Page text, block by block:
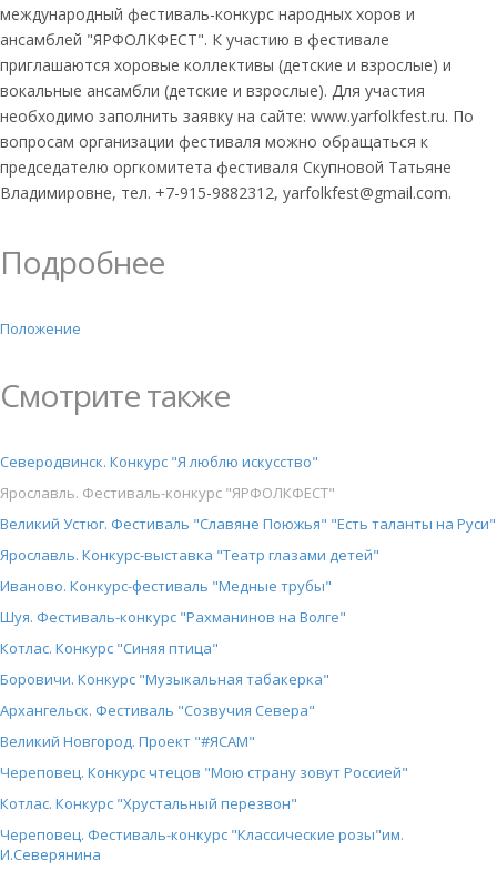
международный фестиваль-конкурс народных хоров и
ансамблей "ЯРФОЛКФЕСТ". К участию в фестивале
приглашаются хоровые коллективы (детские и взрослые) и
вокальные ансамбли (детские и взрослые). Для участия
необходимо заполнить заявку на сайте: www.yarfolkfest.ru. По
вопросам организации фестиваля можно обращаться к
председателю оргкомитета фестиваля Скупновой Татьяне
Владимировне, тел. +7-915-9882312, yarfolkfest@gmail.com.
Подробнее
Положение
Смотрите также
Северодвинск. Конкурс "Я люблю искусство"
Ярославль. Фестиваль-конкурс "ЯРФОЛКФЕСТ"
Великий Устюг. Фестиваль "Славяне Поюжья" "Есть таланты на Руси"
Ярославль. Конкурс-выставка "Театр глазами детей"
Иваново. Конкурс-фестиваль "Медные трубы"
Шуя. Фестиваль-конкурс "Рахманинов на Волге"
Котлас. Конкурс "Синяя птица"
Боровичи. Конкурс "Музыкальная табакерка"
Архангельск. Фестиваль "Созвучия Севера"
Великий Новгород. Проект "#ЯСАМ"
Череповец. Конкурс чтецов "Мою страну зовут Россией"
Котлас. Конкурс "Хрустальный перезвон"
Череповец. Фестиваль-конкурс "Классические розы"им.
И.Северянина